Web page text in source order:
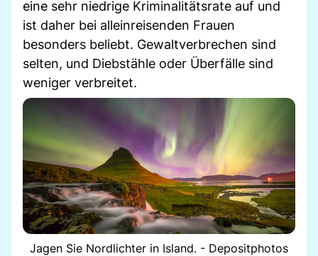
eine sehr niedrige Kriminalitätsrate auf und
ist daher bei alleinreisenden Frauen
besonders beliebt. Gewaltverbrechen sind
selten, und Diebstähle oder Überfälle sind
weniger verbreitet.
Jagen Sie Nordlichter in Island. - Depositphotos